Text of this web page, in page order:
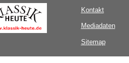
Kontakt
Mediadaten
Sitemap